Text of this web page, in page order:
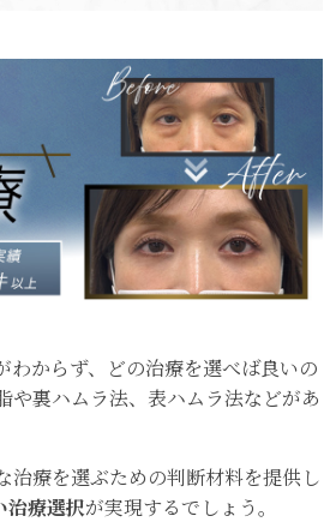
からず、どの治療を選べば良いの
裏ハムラ法、表ハムラ法などがあ
治療を選ぶための判断材料を提供し
治療選択が実現するでしょう。